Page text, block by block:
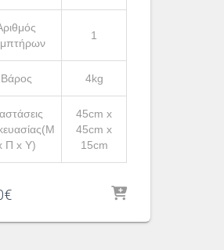
1
Βάρος 4kg
Π x Υ)
45cm x
45cm x
15cm
€